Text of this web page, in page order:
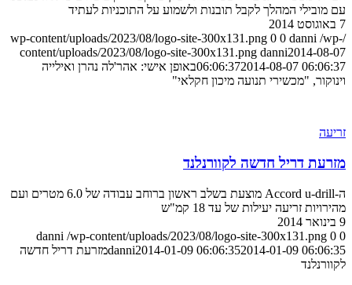
עם מובילי המהלך לקבל תובנות ולשמוע על התוכניות לעתיד
7 באוגוסט 2014
/wp-content/uploads/2023/08/logo-site-300x131.png
0 0 danni /wp-
content/uploads/2023/08/logo-site-300x131.png danni2014-08-07
06:06:372014-08-07 06:06:37
באופן אישי: אהר'לה נהרן ואילייה
וינוקור, "מכשירי תנועה מיכון חקלאי"
זריעה
מזרעת דריל חדשה לקוורנלנד
ה-Accord u-drill מוצעת בשלב ראשון ברוחב עבודה של 6.0 מטרים ועם
מהירויות זריעה יעילות של עד 18 קמ"ש
9 בינואר 2014
0
0
danni /wp-content/uploads/2023/08/logo-site-300x131.png
danni2014-01-09 06:06:352014-01-09 06:06:35
מזרעת דריל חדשה
לקוורנלנד